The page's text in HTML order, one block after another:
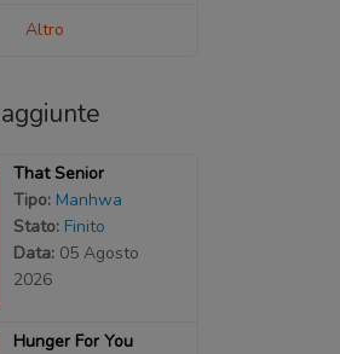
Altro
That Senior
Tipo: Manhwa
Stato: Finito
Data: 05 Agosto
2026
Hunger For You